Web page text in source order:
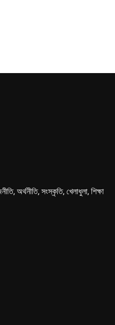
অর্থনীতি, সংস্কৃতি, খেলাধুলা, শিক্ষা